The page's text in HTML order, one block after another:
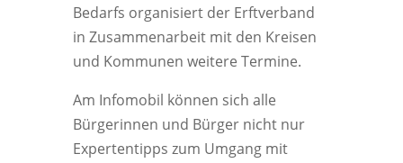
Bedarfs organisiert der Erftverband
in Zusammenarbeit mit den Kreisen
und Kommunen weitere Termine.
Am Infomobil können sich alle
Bürgerinnen und Bürger nicht nur
Expertentipps zum Umgang mit